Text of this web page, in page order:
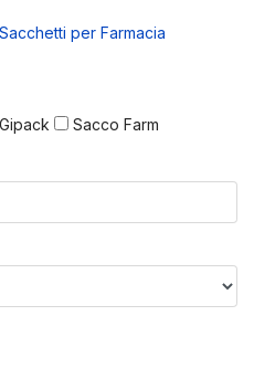
per Farmacia
Gipack
Sacco Farm